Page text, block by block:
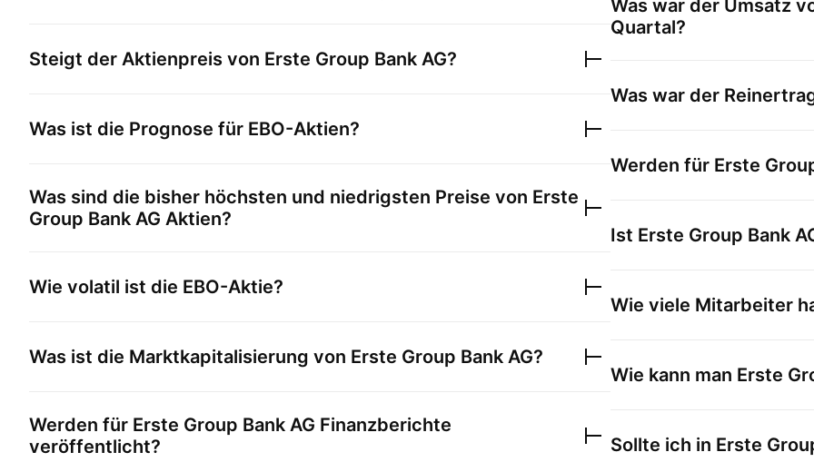
Steigt der Aktienpreis von Erste Group Bank AG?
Was ist die Prognose für EBO-Aktien?
Was sind die bisher höchsten und niedrigsten Preise von Erste
Group Bank AG Aktien?
Wie volatil ist die EBO-Aktie?
Was ist die Marktkapitalisierung von Erste Group Bank AG?
Werden für Erste Group Bank AG Finanzberichte
veröffentlicht?
Was war der Umsatz
Quartal?
Was war der
Werden für Erste
Ist Erste Group Bank
Wie viele Mitarbeiter
Wie kann man Erste
Sollte ich in Erste